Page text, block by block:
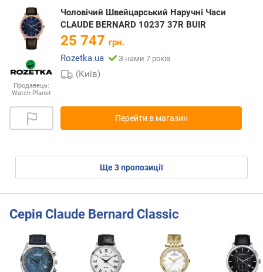
Продавець:
Watch Planet
Чоловічий Швейцарський Наручні Часи
CLAUDE BERNARD 10237 37R BUIR
25 747 грн.
Rozetka.ua
З нами 7 років
(Київ)
Перейти в магазин
ще3пропозиції
Серія Claude Bernard Classic